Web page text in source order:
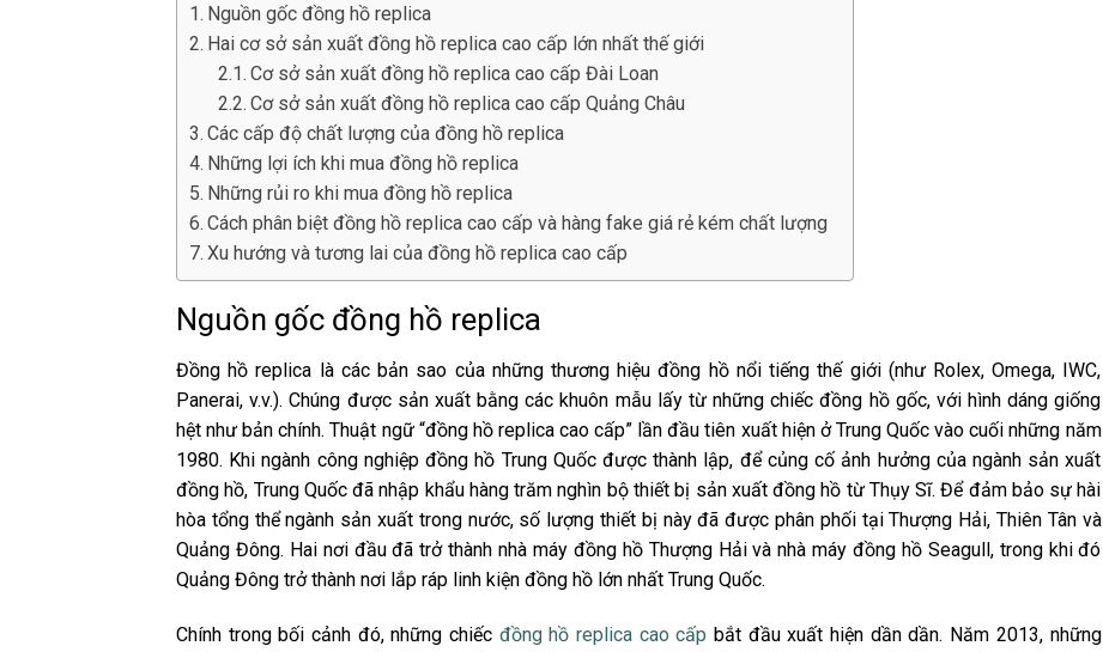
Nguồn gốc đồng hồ replica
Hai cơ sở sản xuất đồng hồ replica cao cấp lớn nhất thế giới
Cơ sở sản xuất đồng hồ replica cao cấp Đài Loan
Cơ sở sản xuất đồng hồ replica cao cấp Quảng Châu
Các cấp độ chất lượng của đồng hồ replica
Những lợi ích khi mua đồng hồ replica
Những rủi ro khi mua đồng hồ replica
Cách phân biệt đồng hồ replica cao cấp và hàng fake giá rẻ kém chất lượng
Xu hướng và tương lai của đồng hồ replica cao cấp
Nguồn gốc đồng hồ replica
Đồng hồ replica là các bản sao của những thương hiệu đồng hồ nổi tiếng thế giới (như Rolex, Omega, IWC,
Panerai, v.v.). Chúng được sản xuất bằng các khuôn mẫu lấy từ những chiếc đồng hồ gốc, với hình dáng giống
hệt như bản chính. Thuật ngữ “đồng hồ replica cao cấp” lần đầu tiên xuất hiện ở Trung Quốc vào cuối những năm
1980. Khi ngành công nghiệp đồng hồ Trung Quốc được thành lập, để củng cố ảnh hưởng của ngành sản xuất
đồng hồ, Trung Quốc đã nhập khẩu hàng trăm nghìn bộ thiết bị sản xuất đồng hồ từ Thụy Sĩ. Để đảm bảo sự hài
hòa tổng thể ngành sản xuất trong nước, số lượng thiết bị này đã được phân phối tại Thượng Hải, Thiên Tân và
Quảng Đông. Hai nơi đầu đã trở thành nhà máy đồng hồ Thượng Hải và nhà máy đồng hồ Seagull, trong khi đó
Quảng Đông trở thành nơi lắp ráp linh kiện đồng hồ lớn nhất Trung Quốc.
Chính trong bối cảnh đó, những chiếc đồng hồ replica cao cấp bắt đầu xuất hiện dần dần. Năm 2013, những